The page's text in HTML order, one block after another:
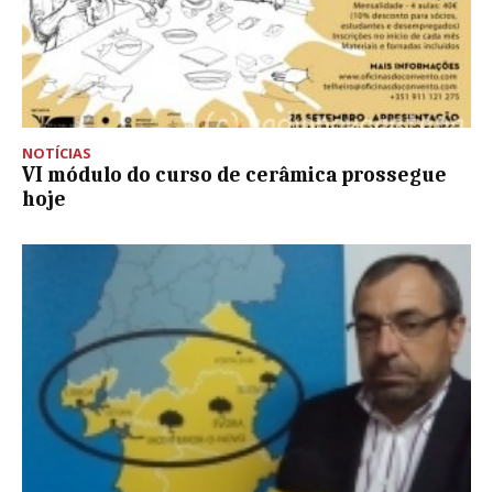
NOTÍCIAS
VI módulo do curso de cerâmica prossegue
hoje